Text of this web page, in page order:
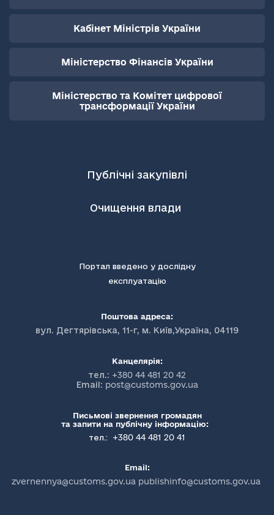
Кабінет Міністрів України
Міністерство Фінансів України
Міністерство та Комітет цифрової
трансформації України
Публічні закупівлі
Очищення влади
Портал введено у дослідну
експлуатацію
Поштова адреса:
вул. Дегтярівська, 11-г, м. Київ,Україна, 04119
Канцелярія:
тел.: +380 44 481 20 42
Email: post@customs.gov.ua
Письмові звернення громадян
та запити на публічну інформацію:
тел.:
+380 44 481 20 41
Email:
zvernennya@customs.gov.ua publishinfo@customs.gov.ua